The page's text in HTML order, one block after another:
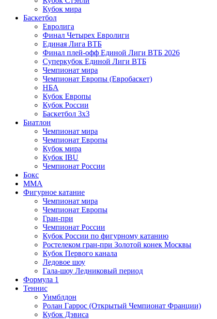
Кубок мира
Баскетбол
Евролига
Финал Четырех Евролиги
Единая Лига ВТБ
Финал плей-офф Единой Лиги ВТБ 2026
Суперкубок Единой Лиги ВТБ
Чемпионат мира
Чемпионат Европы (Евробаскет)
НБА
Кубок Европы
Кубок России
Баскетбол 3х3
Биатлон
Чемпионат мира
Чемпионат Европы
Кубок мира
Кубок IBU
Чемпионат России
Бокс
MMA
Фигурное катание
Чемпионат мира
Чемпионат Европы
Гран-при
Чемпионат России
Кубок России по фигурному катанию
Ростелеком гран-при Золотой конек Москвы
Кубок Первого канала
Ледовое шоу
Гала-шоу Ледниковый период
Формула 1
Теннис
Уимблдон
Ролан Гаррос (Открытый Чемпионат Франции)
Кубок Дэвиса